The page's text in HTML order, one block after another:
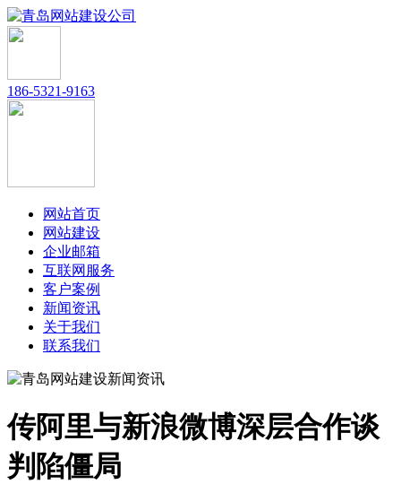
186-5321-9163
网站首页
网站建设
企业邮箱
互联网服务
客户案例
新闻资讯
关于我们
联系我们
传阿里与新浪微博深层合作谈
判陷僵局